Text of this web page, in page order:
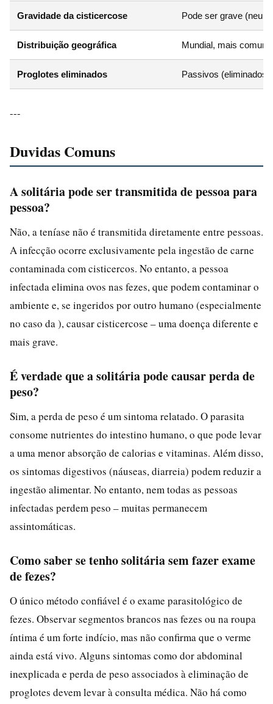
Gravidade da cisticercose Pode ser grave
Distribuição geográfica Mundial, mais
Proglotes eliminados Passivos (eliminados
---
Duvidas Comuns
A solitária pode ser transmitida de pessoa para
pessoa?
Não, a teníase não é transmitida diretamente entre pessoas.
A infecção ocorre exclusivamente pela ingestão de carne
contaminada com cisticercos. No entanto, a pessoa
infectada elimina ovos nas fezes, que podem contaminar o
ambiente e, se ingeridos por outro humano (especialmente
no caso da ), causar cisticercose – uma doença diferente e
mais grave.
É verdade que a solitária pode causar perda de
peso?
Sim, a perda de peso é um sintoma relatado. O parasita
consome nutrientes do intestino humano, o que pode levar
a uma menor absorção de calorias e vitaminas. Além disso,
os sintomas digestivos (náuseas, diarreia) podem reduzir a
ingestão alimentar. No entanto, nem todas as pessoas
infectadas perdem peso – muitas permanecem
assintomáticas.
Como saber se tenho solitária sem fazer exame
de fezes?
O único método confiável é o exame parasitológico de
fezes. Observar segmentos brancos nas fezes ou na roupa
íntima é um forte indício, mas não confirma que o verme
ainda está vivo. Alguns sintomas como dor abdominal
inexplicada e perda de peso associados à eliminação de
proglotes devem levar à consulta médica. Não há como